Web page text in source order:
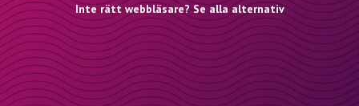
Inte rätt webbläsare? Se alla alternativ